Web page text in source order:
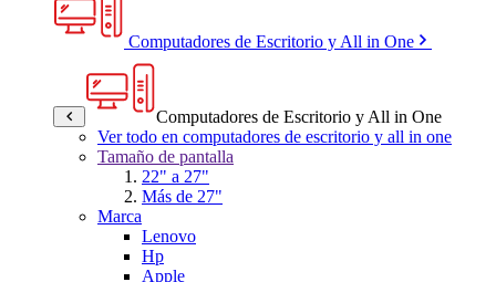
Computadores de Escritorio y All in One
Computadores de Escritorio y All in One
Ver todo en computadores de escritorio y all in one
Tamaño de pantalla
22" a 27"
Más de 27"
Marca
Lenovo
Hp
Apple